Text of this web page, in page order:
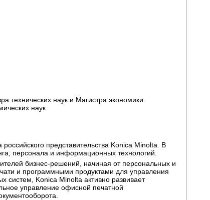
технических наук и Магистра экономики.
наук.
представительства Konica Minolta. В
персонала и информационных технологий.
бизнес-решений, начиная от персональных и
и программными продуктами для управления
систем, Konica Minolta активно развивает
управление офисной печатной